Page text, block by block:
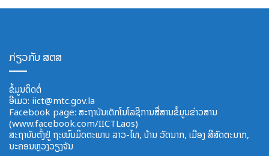
ກ່ຽວກັບ ສຕສ
ຂໍ້ມູນຕິດຕໍ່
ອີ​ເມວ: iict@mtc.gov.la
Facebook page: ສະຖາບັນເຕັກໂນໂລຊີການສື່ສານຂໍ້ມູນຂ່າວສານ
(www.facebook.com/IICTLaos)
ສະ​ຖາ​ບັນ​ຕັ້ງຢູ່ ຖະໜົນມິດຕະພາບ​ ລາວ​-ໄທ, ບ້ານ ວັດ​ນາກ, ​ເມືອງ ສີ​ສັດຕະ​ນາກ,
ນະຄອນຫຼວງວຽງຈັນ